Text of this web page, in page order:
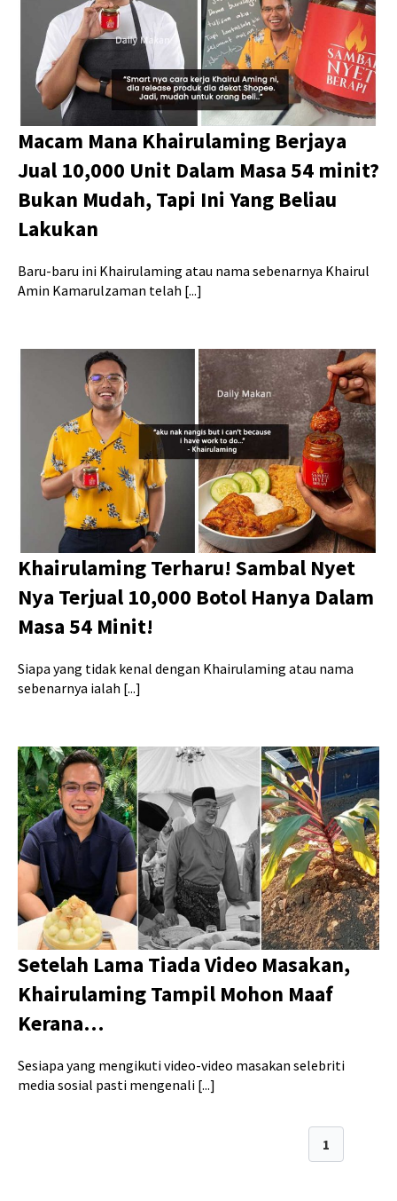
Macam Mana Khairulaming Berjaya
Jual 10,000 Unit Dalam Masa 54 minit?
Bukan Mudah, Tapi Ini Yang Beliau
Lakukan
Baru-baru ini Khairulaming atau nama sebenarnya Khairul
Amin Kamarulzaman telah [...]
Khairulaming Terharu! Sambal Nyet
Nya Terjual 10,000 Botol Hanya Dalam
Masa 54 Minit!
Siapa yang tidak kenal dengan Khairulaming atau nama
sebenarnya ialah [...]
Setelah Lama Tiada Video Masakan,
Khairulaming Tampil Mohon Maaf
Kerana…
Sesiapa yang mengikuti video-video masakan selebriti
media sosial pasti mengenali [...]
1